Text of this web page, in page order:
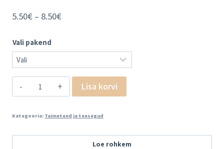
5.50€ – 8.50€
Vali pakend
Lisa korvi
Kategooria: Taimeteed ja teesegud
Loe rohkem